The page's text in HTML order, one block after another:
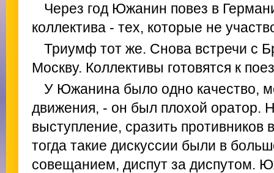
Через год Южанин повез в
коллектива - тех, которые не
Триумф тот же. Снова встречи с
Москву. Коллективы готовятся к
У Южанина было одно качество,
движения, - он был плохой оратор.
выступление, сразить противников
тогда такие дискуссии были в
совещанием, диспут за диспутом.